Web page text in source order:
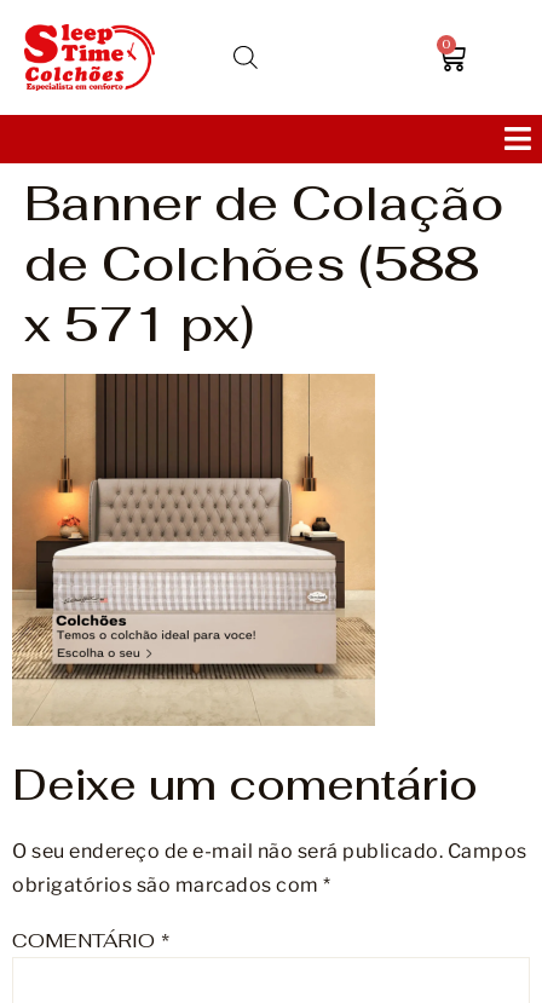
0
Colchões
Bases
Sofás
Poltronas
Móveis
Acessórios
Lojas
Banner de Colação
de Colchões (588
x 571 px)
Deixe um comentário
O seu endereço de e-mail não será publicado. Campos
obrigatórios são marcados com *
COMENTÁRIO *